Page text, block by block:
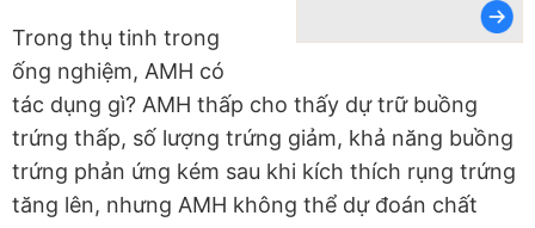
Trong thụ tinh trong
ống nghiệm, AMH có
tác dụng gì? AMH thấp cho thấy dự trữ buồng
trứng thấp, số lượng trứng giảm, khả năng buồng
trứng phản ứng kém sau khi kích thích rụng trứng
tăng lên, nhưng AMH không thể dự đoán chất